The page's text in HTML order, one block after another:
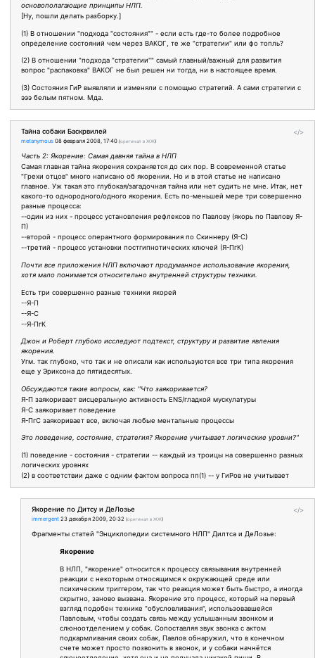
основополагающие принципы НЛП.
[Ну, пошли делать разборку.]
(1) В отношении "подхода "состояния"" - если есть где-то более подробное
определение состояний чем через ВАКОГ, те же "стратегии" или фо топль?
(2) В отношении "подхода "стратегии"" самый главный/важный для развития
вопрос "распаковка" ВАКОГ не был решен ни тогда, ни в настоящее время.
(3) Состояния ГиР выявляли и изменяли с помощью стратегий. А сами стратегии с
эээ белым пятном. Мда.
</>
Тайна собаки Баскрвилей
metanymous 08 февраля 2008, 17:40 (оригинал в ЖЖ)
Часть 2: Якорение: Самая давняя тайна в НЛП
Самая главная тайна якорения сохраняется до сих пор. В современной статье
"Грехи отцов" много написано об якорении. Но и в этой статье не написано
главное. Уж такая это глубокая/загадочная тайна или нет судить не мне. Итак, нет
какого-то однородного/одного якорения. Есть по-меньшей мере три совершенно
разные процесса:
--один из них - процесс установления рефлексов по Павлову (якорь по Павлову Я-
П)
--второй - процесс оперантного формирования по Скиннеру (Я-С)
--третий - процесс установки постгипнотических ключей (Я-ПгК)
Почти все приложения НЛП включают продуманное использование якорения,
хотя мало понимается относительно внутренней структуры техники.
Есть три совершенно разные техники якорей
--Я-П
--Я-С
--Я-ПгК
Джон и Роберт глубоко исследуют подтекст, структуру и развитие явления
якорения.
Угм. так глубоко, что так и не описали как используются все три типа якорения
еще у Эриксона до пятидесятых.
Обсуждаются такие вопросы, как: "Что заякоривается?
Я-П заякоривает висцеральную активность ENS/гладкой мускулатуры
Я-С заякоривает поведение
Я-ПгС заякоривает все, включая любые ментальные процессы
Это поведение, состояние, стратегия? Якорение учитывает логические уровни?"
(1) поведение - состояния - стратегии -- каждый из троицы на совершенно разных
логических уровнях
(2) в соответствии даже с одним фактом вопроса пп(1) -- у ГиРов не учитывает
</>
Якорение по Дитсу и ДеЛозье
immergent 23 декабря 2009, 20:32 (оригинал в ЖЖ)
Фрагменты статей "Энциклопедии системного НЛП" Дилтса и ДеЛозье:
Якорение
В НЛП, "якорение" относится к процессу связывания внутренней
реакции с некоторым относящимся к окружающей среде или
психическим триггером, так что реакция может быть быстро, а иногда
скрытно, заново вызвана. Якорение это процесс, который на первый
взгляд подобен технике "обусловливания", использовавшейся
Павловым, чтобы создать связь между услышанным звонком и
слюноотделением у собак. Сопоставляя звук звонка с актом
подкармливания своих собак, Павлов обнаружил, что в конечном
счете может просто позвонить в звонок, и у собаки начнётся